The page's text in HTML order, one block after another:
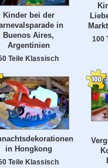
Kinder bei der
in
Buenos Aires,
Argentinien
Teile Klassisch
100
in Hongkong
Teile Klassisch